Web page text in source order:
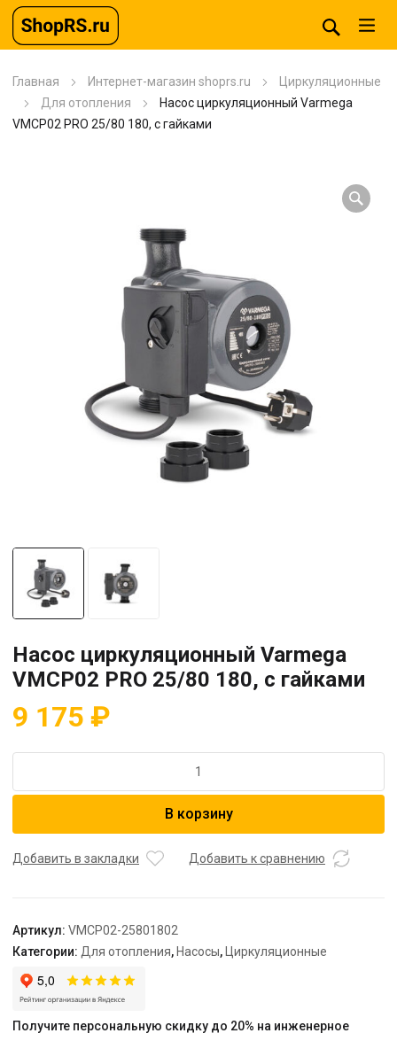
Главная Интернет-магазин shoprs.ru
Циркуляционные
Для отопления
Насос циркуляционный Varmega
VMCP02 PRO 25/80 180, с гайками
Насос циркуляционный Varmega
VMCP02 PRO 25/80 180, с гайками
9 175 ₽
Насос
VMCP02
с
гайками
В корзину
Добавить в закладки Добавить к сравнению
Артикул: VMCP02-25801802
Категории: Для отопления, Насосы, Циркуляционные
Получите персональную скидку до 20% на инженерное